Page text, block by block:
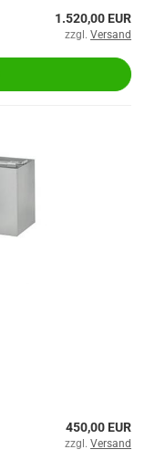
1.520,00 EUR
zzgl. Versand
450,00 EUR
zzgl. Versand